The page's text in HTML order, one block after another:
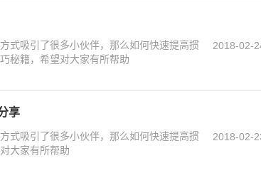
式吸引了很多小伙伴，那么如何快速提高掼
秘籍，希望对大家有所帮助
2018-02-
享
式吸引了很多小伙伴，那么如何快速提高掼
大家有所帮助
2018-02-